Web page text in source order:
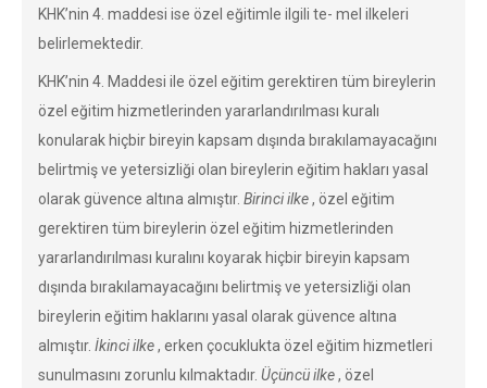
KHK’nin 4. maddesi ise özel eğitimle ilgili te- mel ilkeleri
belirlemektedir.
KHK’nin 4. Maddesi ile özel eğitim gerektiren tüm bireylerin
özel eğitim hizmetlerinden yararlandırılması kuralı
konularak hiçbir bireyin kapsam dışında bırakılamayacağını
belirtmiş ve yetersizliği olan bireylerin eğitim hakları yasal
olarak güvence altına almıştır. Birinci ilke, özel eğitim
gerektiren tüm bireylerin özel eğitim hizmetlerinden
yararlandırılması kuralını koyarak hiçbir bireyin kapsam
dışında bırakılamayacağını belirtmiş ve yetersizliği olan
bireylerin eğitim haklarını yasal olarak güvence altına
almıştır. İkinci ilke, erken çocuklukta özel eğitim hizmetleri
sunulmasını zorunlu kılmaktadır. Üçüncü ilke, özel